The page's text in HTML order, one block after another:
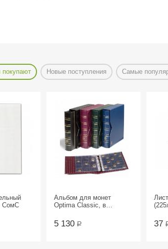
покупают Новые поступления Самые
СомС
Альбом для монет
Optima Classic, в
Leuchtturm
5 130 Р 37